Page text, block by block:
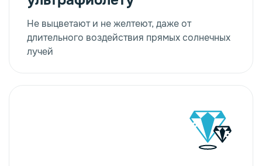
Не выцветают и не желтеют, даже от
длительного воздействия прямых солнечных
лучей